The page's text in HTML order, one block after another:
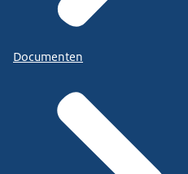
Documenten